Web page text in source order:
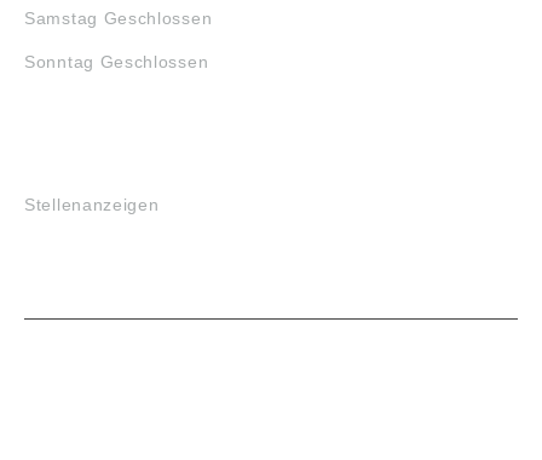
Samstag Geschlossen
Sonntag Geschlossen
Stellenanzeigen